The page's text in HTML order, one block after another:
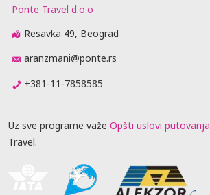
Ponte Travel d.o.o
Resavka 49, Beograd
aranzmani@ponte.rs
+381-11-7858585
Uz sve programe važe Opšti uslovi putovanja
Travel.